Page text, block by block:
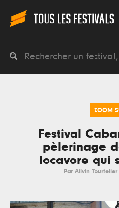
ZOOM
Festival
pèlerinage
locavore qui
Par Ailvin Tourtelier